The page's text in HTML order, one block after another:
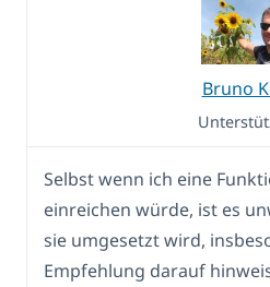
Bruno
Selbst wenn ich eine
einreichen würde, ist es
sie umgesetzt wird,
Empfehlung darauf